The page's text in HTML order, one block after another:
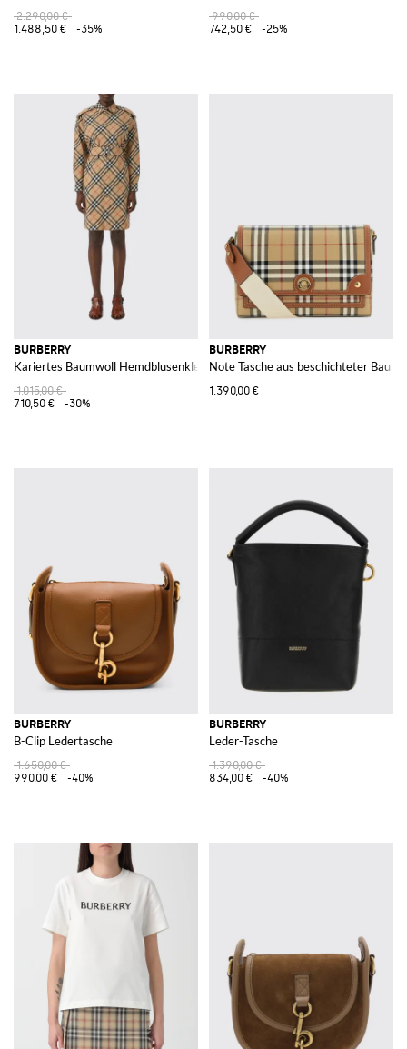
2.290,00 €
1.488,50 €
-35%
990,00 €
742,50 €
-25%
BURBERRY
Kariertes Baumwoll Hemdblusenkleid
1.015,00 €
710,50 €
-30%
BURBERRY
Note Tasche aus beschichteter
1.390,00 €
BURBERRY
B-Clip Ledertasche
1.650,00 €
990,00 €
-40%
BURBERRY
Leder-Tasche
1.390,00 €
834,00 €
-40%